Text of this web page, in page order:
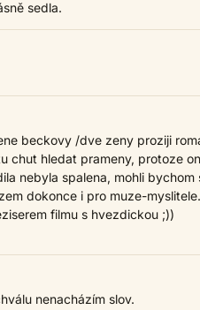
sedla.
beckovy /dve zeny proziji
chut hledat prameny, protoze
nebyla spalena, mohli bychom
dokonce i pro muze-
filmu s hvezdickou ;))
nenacházím slov.